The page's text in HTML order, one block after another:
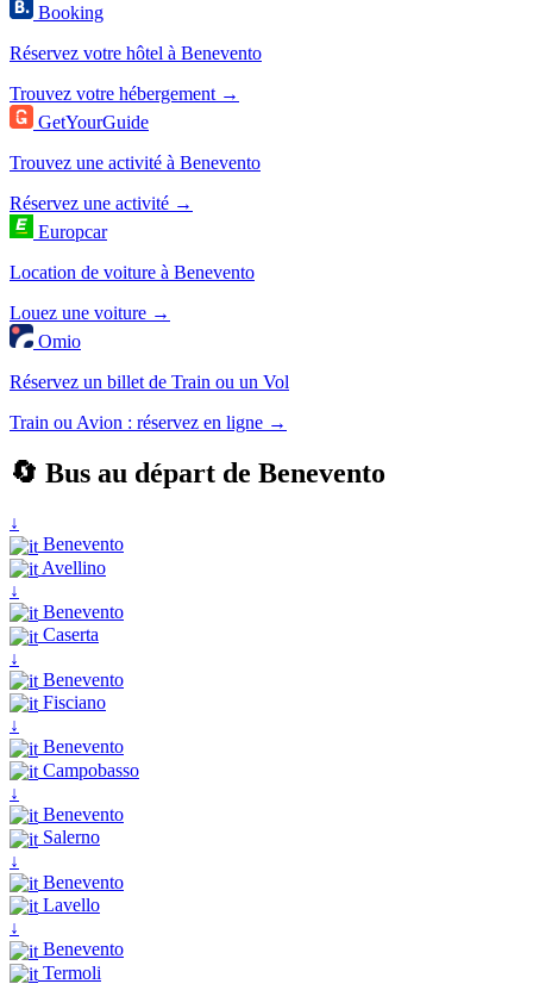
Booking
Réservez votre hôtel à Benevento
Trouvez votre hébergement →
GetYourGuide
Trouvez une activité à Benevento
Réservez une activité →
Europcar
Location de voiture à Benevento
Louez une voiture →
Omio
Réservez un billet de Train ou un Vol
Train ou Avion : réservez en ligne →
🔄 Bus au départ de Benevento
↓
Benevento
Avellino
↓
Benevento
Caserta
↓
Benevento
Fisciano
↓
Benevento
Campobasso
↓
Benevento
Salerno
↓
Benevento
Lavello
↓
Benevento
Termoli